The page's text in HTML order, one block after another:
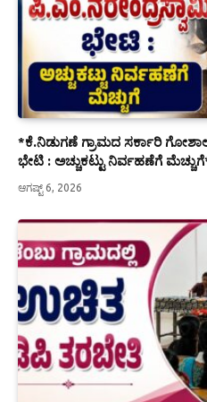
*ಕೆ.ನಿಡುಗಣೆ ಗ್ರಾಮದ ಸರ್ಕಾರಿ
ಭೇಟಿ : ಅಚ್ಚುಕಟ್ಟು ನಿರ್ವಹಣೆಗೆ
ಆಗಷ್ಟ್ 6, 2026